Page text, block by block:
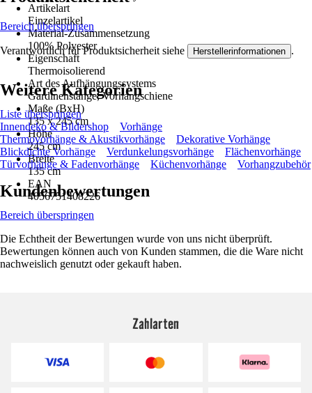
Artikelart
Einzelartikel
Material-Zusammensetzung
100% Polyester
Eigenschaft
Thermoisolierend
Art des Aufhängungssystems
Gardinenstange, Vorhangschiene
Maße (BxH)
135 x 245 cm
Höhe
245 cm
Breite
135 cm
EAN
4056751408226
Bereich überspringen
Verantwortlich für Produktsicherheit siehe Herstellerinformationen .
Weitere Kategorien
Liste überspringen
Innendeko & Bildershop
Vorhänge
Thermovorhänge & Akustikvorhänge
Dekorative Vorhänge
Blickdichte Vorhänge
Verdunkelungsvorhänge
Flächenvorhänge
Türvorhänge & Fadenvorhänge
Küchenvorhänge Vorhangzubehör
Kundenbewertungen
Bereich überspringen
Die Echtheit der Bewertungen wurde von uns nicht überprüft.
Bewertungen können auch von Kunden stammen, die die Ware nicht
nachweislich genutzt oder gekauft haben.
Zahlarten